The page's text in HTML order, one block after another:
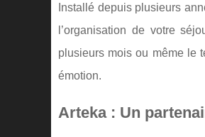
Installé depuis plusieurs
l’organisation de votre
plusieurs mois ou même le
émotion.
Arteka : Un